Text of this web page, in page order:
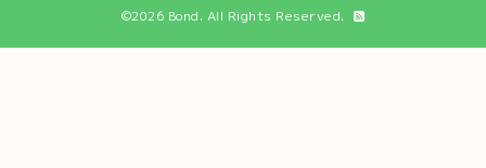
©2026 Bond. All Rights Reserved.